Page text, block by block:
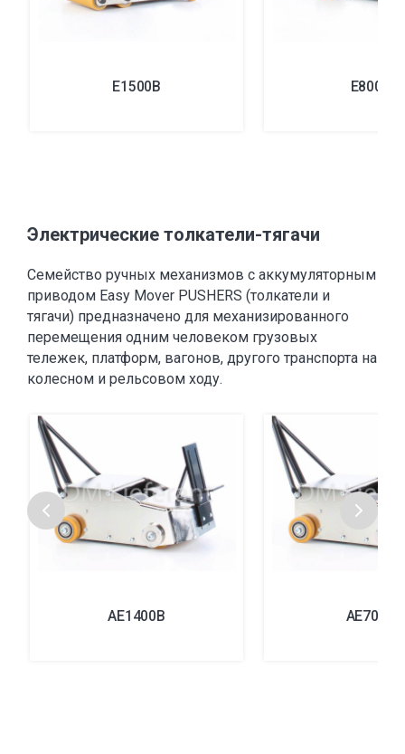
E1500B E800B
Электрические толкатели-тягачи
Семейство ручных механизмов с аккумуляторным
приводом Easy Mover PUSHERS (толкатели и
тягачи) предназначено для механизированного
перемещения одним человеком грузовых
тележек, платформ, вагонов, другого транспорта на
колесном и рельсовом ходу.
AE1400B AE700B